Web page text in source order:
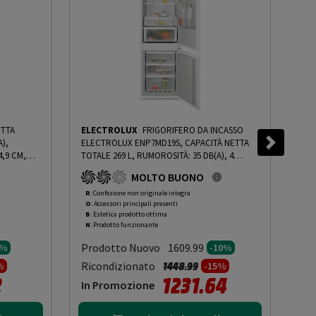
CM,
da
ELECTROLUX FRIGORIFERO DA INCASSO
ELECTROLUX ENP7MD19S, CAPACITÀ NETTA
TOTALE 269 L, RUMOROSITÀ: 35 DB(A), 4
RIPIANI, DIMENSIONI: L 54,6 CM A 188,4 CM P
54,9 CM, BIANCO, CLASSE D - PRMG GRADING
ROBN - 10%-PRMG GRADING ROBN - 10%
MOLTO BUONO
R: Confezione non originale integra
O: Accessori principali presenti
B: Estetica prodotto ottima
N: Prodotto funzionante
Prodotto Nuovo 1609.99 -10%
Ricondizionato Prezzo ridotto da
1448.99a-15%
In Promozione 1231.64